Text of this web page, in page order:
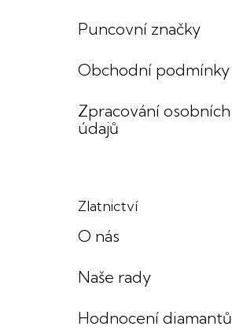
Puncovní značky
Obchodní podmínky
Zpracování osobních
údajů
Zlatnictví
O nás
Naše rady
Hodnocení diamantů